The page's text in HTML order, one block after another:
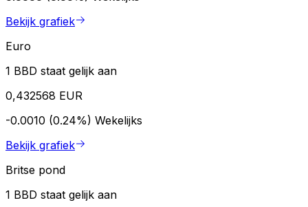
Bekijk grafiek
Euro
1 BBD staat gelijk aan
0,432568 EUR
-0.0010 (0.24%) Wekelijks
Bekijk grafiek
Britse pond
1 BBD staat gelijk aan